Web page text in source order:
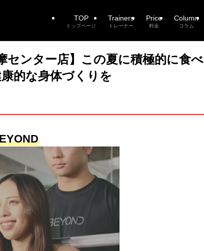
TOP
トップページ
Trainers
トレーナー
Price
料金
Column
コラム
センター店】この夏に積極的に食べ
的な身体づくりを